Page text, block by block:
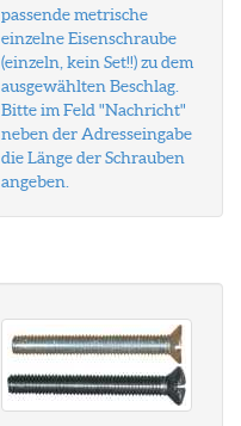
passende metrische
einzelne Eisenschraube
(einzeln, kein Set!!) zu dem
ausgewählten Beschlag.
Bitte im Feld "Nachricht"
neben der Adresseingabe
die Länge der Schrauben
angeben.